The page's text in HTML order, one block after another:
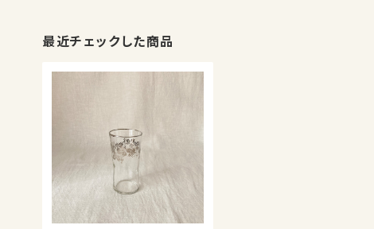
最近チェックした商品